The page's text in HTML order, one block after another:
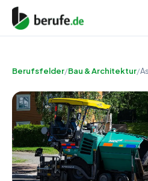
Berufsfelder/Bau & Architektur/